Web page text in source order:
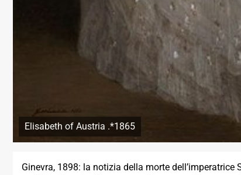
Elisabeth of Austria .*1865
Ginevra, 1898: la notizia della morte